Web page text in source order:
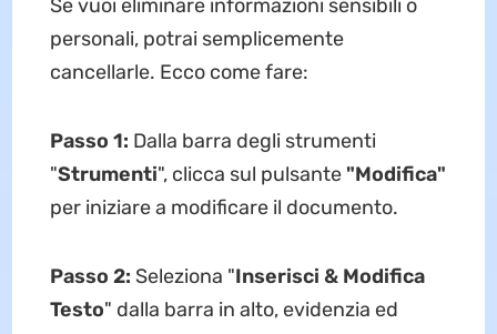
Se vuoi eliminare informazioni sensibili o
personali, potrai semplicemente
cancellarle. Ecco come fare:
Passo 1: Dalla barra degli strumenti
"Strumenti", clicca sul pulsante "Modifica"
per iniziare a modificare il documento.
Passo 2: Seleziona "Inserisci & Modifica
Testo" dalla barra in alto, evidenzia ed